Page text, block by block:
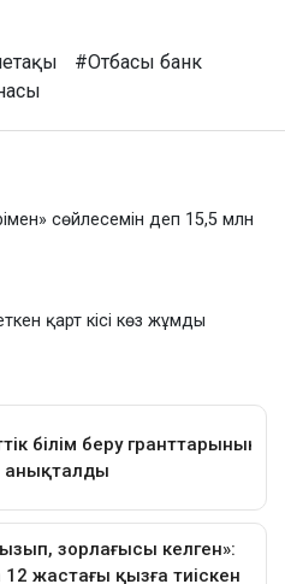
#Отбасы банк
сөйлесемін деп 15,5 млн
қарт кісі көз жұмды